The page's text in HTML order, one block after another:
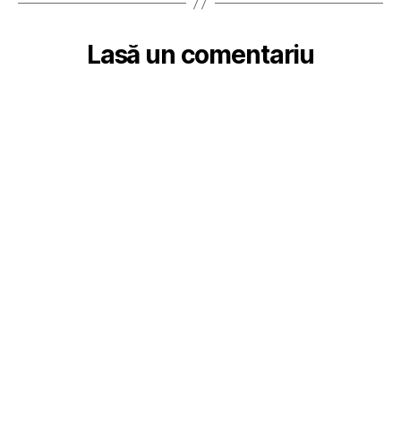
Lasă un comentariu